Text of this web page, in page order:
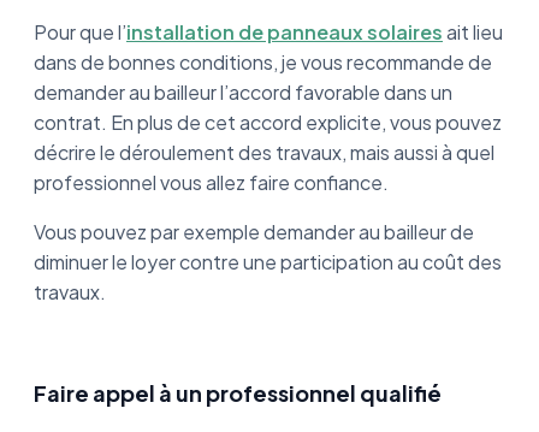
Pour que l’installation de panneaux solairesait lieu
dans de bonnes conditions, je vous recommande de
demander au bailleur l’accord favorable dans un
contrat. En plus de cet accord explicite, vous pouvez
décrire le déroulement des travaux, mais aussi à quel
professionnel vous allez faire confiance.
Vous pouvez par exemple demander au bailleur de
diminuer le loyer contre une participation au coût des
travaux.
Faire appel à un professionnel qualifié